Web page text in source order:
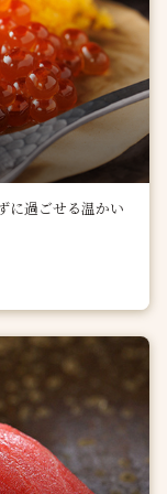
に過ごせる温かい